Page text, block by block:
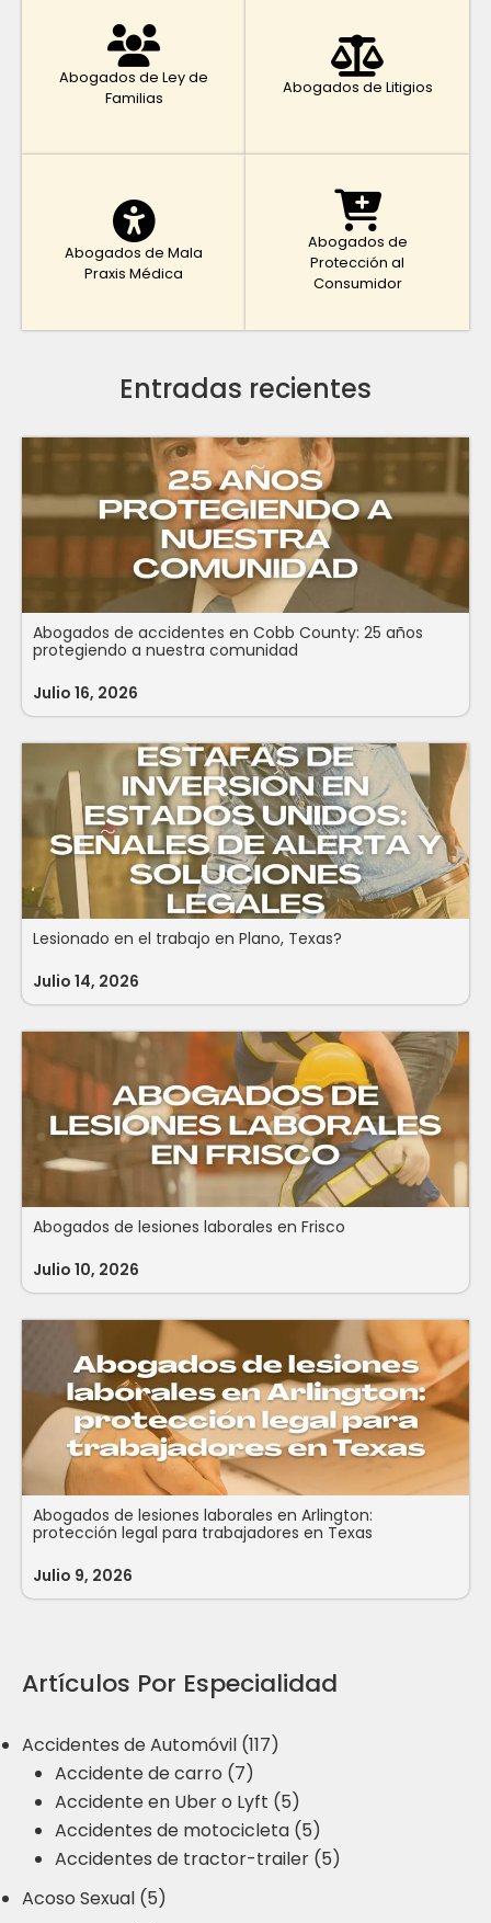
Abogados de Ley de
Familias
Abogados de Litigios
Abogados de Mala
Praxis Médica
Abogados de
Protección al
Consumidor
Entradas recientes
Abogados de accidentes en Cobb County: 25 años
protegiendo a nuestra comunidad
Julio 16, 2026
Lesionado en el trabajo en Plano, Texas?
Julio 14, 2026
Abogados de lesiones laborales en Frisco
Julio 10, 2026
Abogados de lesiones laborales en Arlington:
protección legal para trabajadores en Texas
Julio 9, 2026
Artículos Por Especialidad
Accidentes de Automóvil (117)
Accidente de carro (7)
Accidente en Uber o Lyft (5)
Accidentes de motocicleta (5)
Accidentes de tractor-trailer (5)
Acoso Sexual (5)